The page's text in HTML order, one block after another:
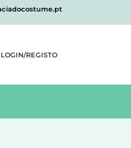
LOGIN/REGISTO